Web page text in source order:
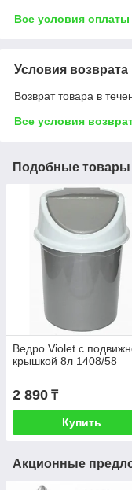
Все условия оплаты
Условия возврата
Возврат товара в
Все условия
Подобные товары
Ведро Violet с
крышкой 8л 1408/58
2 890 ₸
Купить
Акционные